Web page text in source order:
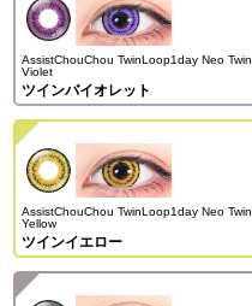
AssistChouChou TwinLoop1day Neo Twin
Violet
ツインバイオレット
AssistChouChou TwinLoop1day Neo Twin
Yellow
ツインイエロー